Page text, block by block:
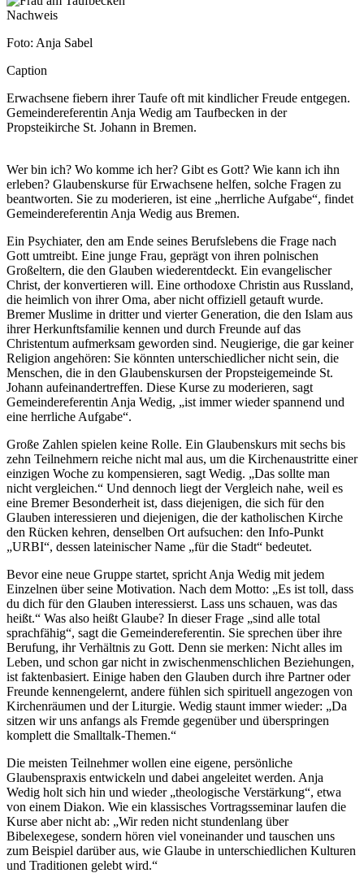
Nachweis
Foto: Anja Sabel
Caption
Erwachsene fiebern ihrer Taufe oft mit kindlicher Freude entgegen.
Gemeindereferentin Anja Wedig am Taufbecken in der
Propsteikirche St. Johann in Bremen.
Wer bin ich? Wo komme ich her? Gibt es Gott? Wie kann ich ihn
erleben? Glaubenskurse für Erwachsene helfen, solche Fragen zu
beantworten. Sie zu moderieren, ist eine „herrliche Aufgabe“, findet
Gemeindereferentin Anja Wedig aus Bremen.
Ein Psychiater, den am Ende seines Berufslebens die Frage nach
Gott umtreibt. Eine junge Frau, geprägt von ihren polnischen
Großeltern, die den Glauben wiederentdeckt. Ein evangelischer
Christ, der konvertieren will. Eine orthodoxe Christin aus Russland,
die heimlich von ihrer Oma, aber nicht offiziell getauft wurde.
Bremer Muslime in dritter und vierter Generation, die den Islam aus
ihrer Herkunftsfamilie kennen und durch Freunde auf das
Christentum aufmerksam geworden sind. Neugierige, die gar keiner
Religion angehören: Sie könnten unterschiedlicher nicht sein, die
Menschen, die in den Glaubenskursen der Propsteigemeinde St.
Johann aufeinandertreffen. Diese Kurse zu moderieren, sagt
Gemeindereferentin Anja Wedig, „ist immer wieder spannend und
eine herrliche Aufgabe“.
Große Zahlen spielen keine Rolle. Ein Glaubenskurs mit sechs bis
zehn Teilnehmern reiche nicht mal aus, um die Kirchenaustritte einer
einzigen Woche zu kompensieren, sagt Wedig. „Das sollte man
nicht vergleichen.“ Und dennoch liegt der Vergleich nahe, weil es
eine Bremer Besonderheit ist, dass diejenigen, die sich für den
Glauben interessieren und diejenigen, die der katholischen Kirche
den Rücken kehren, denselben Ort aufsuchen: den Info-Punkt
„URBI“, dessen lateinischer Name „für die Stadt“ bedeutet.
Bevor eine neue Gruppe startet, spricht Anja Wedig mit jedem
Einzelnen über seine Motivation. Nach dem Motto: „Es ist toll, dass
du dich für den Glauben interessierst. Lass uns schauen, was das
heißt.“ Was also heißt Glaube? In dieser Frage „sind alle total
sprachfähig“, sagt die Gemeindereferentin. Sie sprechen über ihre
Berufung, ihr Verhältnis zu Gott. Denn sie merken: Nicht alles im
Leben, und schon gar nicht in zwischenmenschlichen Beziehungen,
ist faktenbasiert. Einige haben den Glauben durch ihre Partner oder
Freunde kennengelernt, andere fühlen sich spirituell angezogen von
Kirchenräumen und der Liturgie. Wedig staunt immer wieder: „Da
sitzen wir uns anfangs als Fremde gegenüber und überspringen
komplett die Smalltalk-Themen.“
Die meisten Teilnehmer wollen eine eigene, persönliche
Glaubenspraxis entwickeln und dabei angeleitet werden. Anja
Wedig holt sich hin und wieder „theologische Verstärkung“, etwa
von einem Diakon. Wie ein klassisches Vortragsseminar laufen die
Kurse aber nicht ab: „Wir reden nicht stundenlang über
Bibelexegese, sondern hören viel voneinander und tauschen uns
zum Beispiel darüber aus, wie Glaube in unterschiedlichen Kulturen
und Traditionen gelebt wird.“